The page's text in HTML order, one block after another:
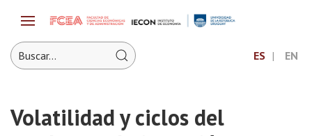
ES EN
Volatilidad y ciclos del